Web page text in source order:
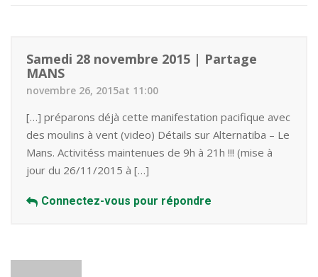
Samedi 28 novembre 2015 | Partage
MANS
novembre 26, 2015at 11:00
[…] préparons déjà cette manifestation pacifique avec
des moulins à vent (video) Détails sur Alternatiba – Le
Mans. Activitéss maintenues de 9h à 21h !!! (mise à
jour du 26/11/2015 à […]
Connectez-vous pour répondre